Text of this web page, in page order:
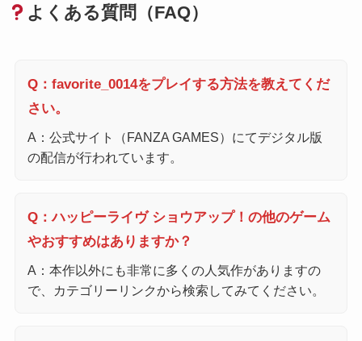
よくある質問（FAQ）
Q：favorite_0014をプレイする方法を教えてくだ
さい。
A：公式サイト（FANZA GAMES）にてデジタル版
の配信が行われています。
Q：ハッピーライヴ ショウアップ！の他のゲーム
やおすすめはありますか？
A：本作以外にも非常に多くの人気作がありますの
で、カテゴリーリンクから検索してみてください。